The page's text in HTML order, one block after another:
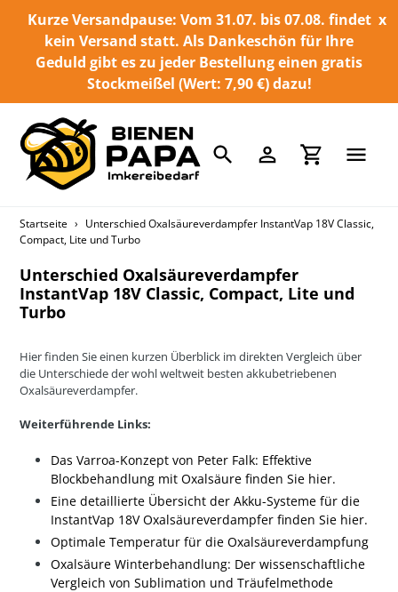
Kurze Versandpause: Vom 31.07. bis 07.08. findet
kein Versand statt. Als Dankeschön für Ihre
Geduld gibt es zu jeder Bestellung einen gratis
Stockmeißel (Wert: 7,90 €) dazu!
x
Suchen Einloggen
Startseite › Unterschied Oxalsäureverdampfer InstantVap 18V Classic,
Compact, Lite und Turbo
Unterschied Oxalsäureverdampfer
InstantVap 18V Classic, Compact, Lite und
Turbo
Hier finden Sie einen kurzen Überblick im direkten Vergleich über
die Unterschiede der wohl weltweit besten akkubetriebenen
Oxalsäureverdampfer.
Weiterführende Links:
Das Varroa-Konzept von Peter Falk: Effektive
Blockbehandlung mit Oxalsäure finden Sie hier.
Eine detaillierte Übersicht der Akku-Systeme für die
InstantVap 18V Oxalsäureverdampfer finden Sie hier.
Optimale Temperatur für die Oxalsäureverdampfung
Oxalsäure Winterbehandlung: Der wissenschaftliche
Vergleich von Sublimation und Träufelmethode